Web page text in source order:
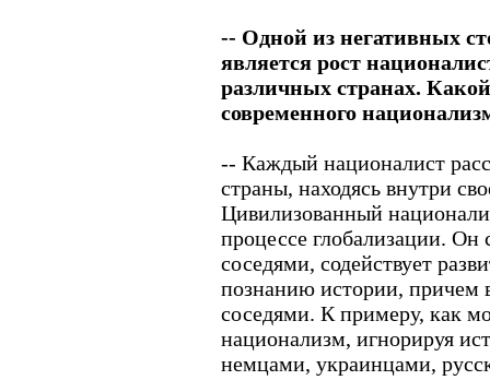
-- Одной из негативных
является рост
различных странах.
современного
-- Каждый националист
страны, находясь внутри
Цивилизованный
процессе глобализации.
соседями, содействует
познанию истории, причем
соседями. К примеру, как
национализм, игнорируя
немцами, украинцами,